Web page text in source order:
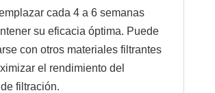
cada 4 a 6 semanas
su eficacia óptima. Puede
con otros materiales filtrantes
el rendimiento del
filtración.